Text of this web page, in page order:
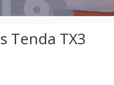
Tenda TX3